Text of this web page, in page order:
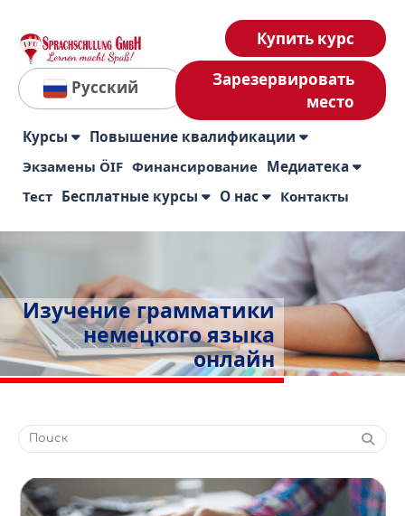
Русский
Купить курс
Зарезервировать
место
Курсы Повышение квалификации
Экзамены ÖIF Финансирование Медиатека
Тест Бесплатные курсы О нас Контакты
Изучение грамматики
немецкого языка
онлайн